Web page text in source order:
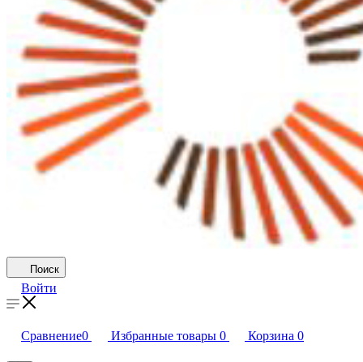
Поиск
Войти
Сравнение0 Избранные товары 0 Корзина 0